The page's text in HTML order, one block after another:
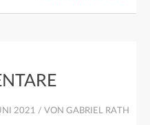
2021 / VON GABRIEL RATH